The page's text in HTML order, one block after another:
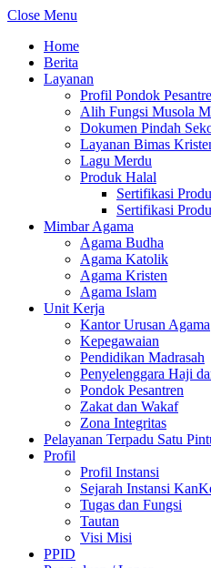
Close Menu
Home
Berita
Layanan
Profil Pondok
Alih Fungsi Musola
Dokumen Pindah
Layanan Bimas
Lagu Merdu
Produk Halal
Sertifikasi
Sertifikasi
Mimbar Agama
Agama Budha
Agama Katolik
Agama Kristen
Agama Islam
Unit Kerja
Kantor Urusan Agama
Kepegawaian
Pendidikan Madrasah
Penyelenggara Haji
Pondok Pesantren
Zakat dan Wakaf
Zona Integritas
Pelayanan Terpadu Satu
Profil
Profil Instansi
Sejarah Instansi
Tugas dan Fungsi
Tautan
Visi Misi
PPID